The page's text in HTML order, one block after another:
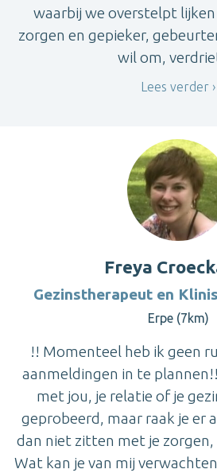
waarbij we overstelpt
zorgen en gepieker,
wil om,
Lees verder
Freya
Gezinstherapeut en
Erpe (7km)
!! Momenteel heb ik geen
aanmeldingen in te
met jou, je relatie of je
geprobeerd, maar raak je er
dan niet zitten met je zorgen,
Wat kan je van mij